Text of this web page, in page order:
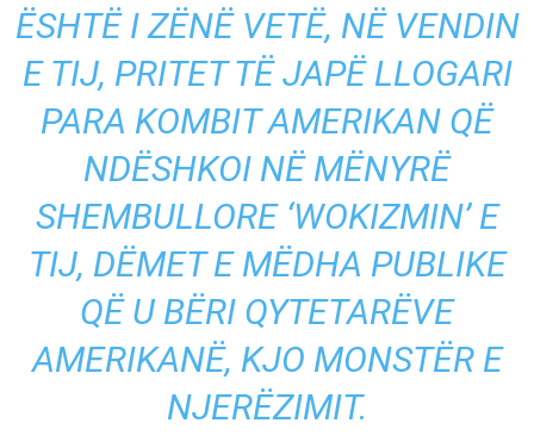
ËSHTË I ZËNË VETË, NË VENDIN
E TIJ, PRITET TË JAPË LLOGARI
PARA KOMBIT AMERIKAN QË
NDËSHKOI NË MËNYRË
SHEMBULLORE ‘WOKIZMIN’ E
TIJ, DËMET E MËDHA PUBLIKE
QË U BËRI QYTETARËVE
AMERIKANË, KJO MONSTËR E
NJERËZIMIT.